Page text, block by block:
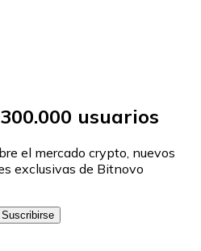
usuarios
el mercado crypto, nuevos
exclusivas de Bitnovo
Suscribirse